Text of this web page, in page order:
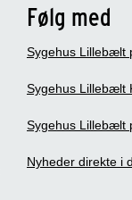
Følg med
Sygehus Lillebælt
Sygehus Lillebælt
Sygehus Lillebælt
Nyheder direkte i